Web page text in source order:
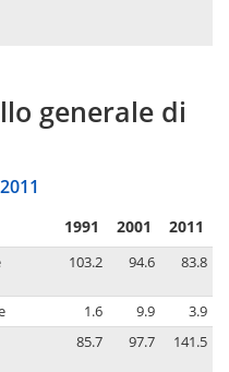
generale di
1991 2001 2011
103.2 94.6 83.8
1.6 9.9
3.9
85.7 97.7 141.5